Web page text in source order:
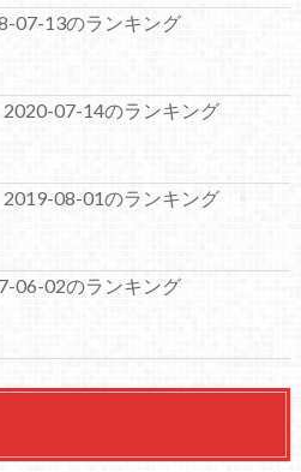
07-13のランキング
2020-07-14のランキング
2019-08-01のランキング
06-02のランキング